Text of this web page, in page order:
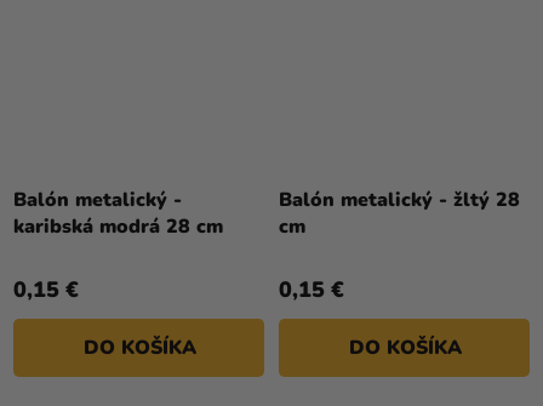
Balón metalický -
karibská modrá 28 cm
0,15 €
DO KOŠÍKA
Balón metalický - žltý 28
cm
0,15 €
DO KOŠÍKA